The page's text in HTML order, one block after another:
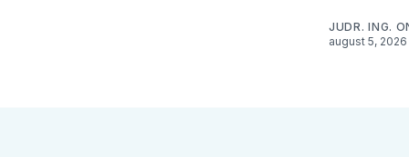
JUDR. ING.
august 5, 2026